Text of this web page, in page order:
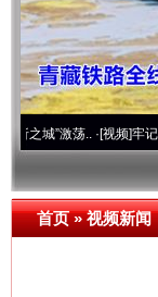
激荡..·[视频]牢记初心使
首页»视频新闻
在